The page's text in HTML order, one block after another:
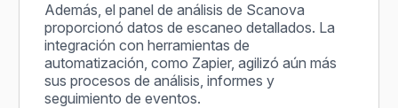
Además, el panel de análisis de Scanova
proporcionó datos de escaneo detallados. La
integración con herramientas de
automatización, como Zapier, agilizó aún más
sus procesos de análisis, informes y
seguimiento de eventos.